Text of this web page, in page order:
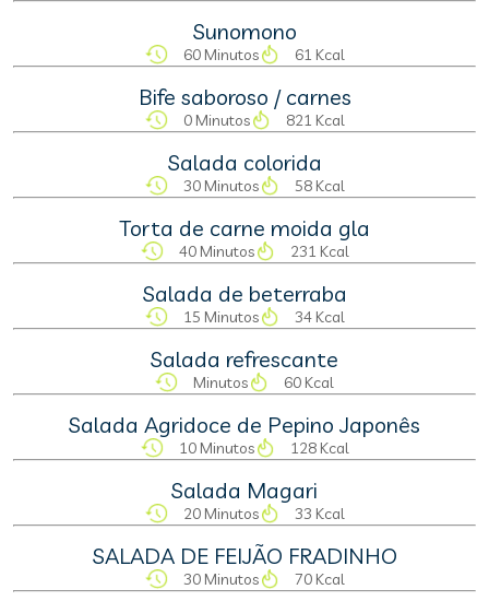
Sunomono
60 Minutos 61 Kcal
Bife saboroso / carnes
0 Minutos 821 Kcal
Salada colorida
30 Minutos 58 Kcal
Torta de carne moida gla
40 Minutos 231 Kcal
Salada de beterraba
15 Minutos 34 Kcal
Salada refrescante
Minutos 60 Kcal
Salada Agridoce de Pepino Japonês
10 Minutos 128 Kcal
Salada Magari
20 Minutos 33 Kcal
SALADA DE FEIJÃO FRADINHO
30 Minutos 70 Kcal